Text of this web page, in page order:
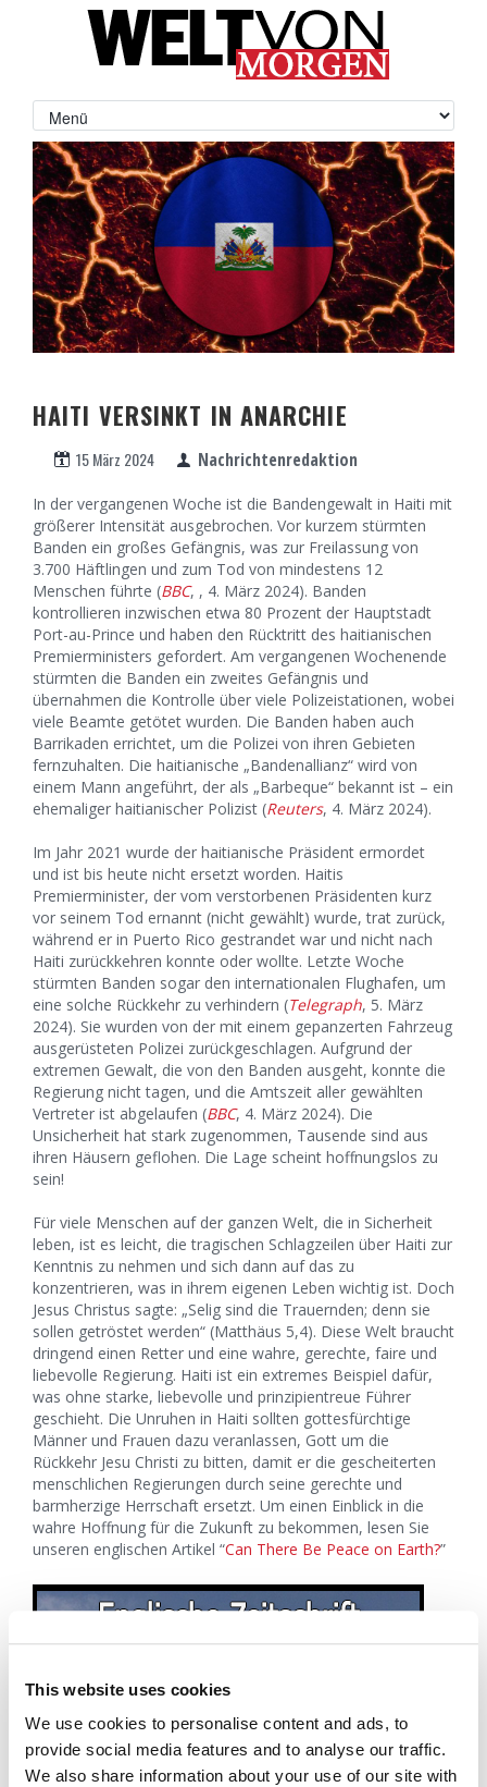
This website uses cookies
We use cookies to personalise content and ads, to
provide social media features and to analyse our traffic.
We also share information about your use of our site with
HAITI VERSINKT IN ANARCHIE
15 März 2024 Nachrichtenredaktion
In der vergangenen Woche ist die Bandengewalt in Haiti mit
größerer Intensität ausgebrochen. Vor kurzem stürmten
Banden ein großes Gefängnis, was zur Freilassung von
3.700 Häftlingen und zum Tod von mindestens 12
Menschen führte (BBC, , 4. März 2024). Banden
kontrollieren inzwischen etwa 80 Prozent der Hauptstadt
Port-au-Prince und haben den Rücktritt des haitianischen
Premierministers gefordert. Am vergangenen Wochenende
stürmten die Banden ein zweites Gefängnis und
übernahmen die Kontrolle über viele Polizeistationen, wobei
viele Beamte getötet wurden. Die Banden haben auch
Barrikaden errichtet, um die Polizei von ihren Gebieten
fernzuhalten. Die haitianische „Bandenallianz“ wird von
einem Mann angeführt, der als „Barbeque“ bekannt ist – ein
ehemaliger haitianischer Polizist (Reuters, 4. März 2024).
Im Jahr 2021 wurde der haitianische Präsident ermordet
und ist bis heute nicht ersetzt worden. Haitis
Premierminister, der vom verstorbenen Präsidenten kurz
vor seinem Tod ernannt (nicht gewählt) wurde, trat zurück,
während er in Puerto Rico gestrandet war und nicht nach
Haiti zurückkehren konnte oder wollte. Letzte Woche
stürmten Banden sogar den internationalen Flughafen, um
eine solche Rückkehr zu verhindern (Telegraph, 5. März
2024). Sie wurden von der mit einem gepanzerten Fahrzeug
ausgerüsteten Polizei zurückgeschlagen. Aufgrund der
extremen Gewalt, die von den Banden ausgeht, konnte die
Regierung nicht tagen, und die Amtszeit aller gewählten
Vertreter ist abgelaufen (BBC, 4. März 2024). Die
Unsicherheit hat stark zugenommen, Tausende sind aus
ihren Häusern geflohen. Die Lage scheint hoffnungslos zu
sein!
Für viele Menschen auf der ganzen Welt, die in Sicherheit
leben, ist es leicht, die tragischen Schlagzeilen über Haiti zur
Kenntnis zu nehmen und sich dann auf das zu
konzentrieren, was in ihrem eigenen Leben wichtig ist. Doch
Jesus Christus sagte: „Selig sind die Trauernden; denn sie
sollen getröstet werden“ (Matthäus 5,4). Diese Welt braucht
dringend einen Retter und eine wahre, gerechte, faire und
liebevolle Regierung. Haiti ist ein extremes Beispiel dafür,
was ohne starke, liebevolle und prinzipientreue Führer
geschieht. Die Unruhen in Haiti sollten gottesfürchtige
Männer und Frauen dazu veranlassen, Gott um die
Rückkehr Jesu Christi zu bitten, damit er die gescheiterten
menschlichen Regierungen durch seine gerechte und
barmherzige Herrschaft ersetzt. Um einen Einblick in die
wahre Hoffnung für die Zukunft zu bekommen, lesen Sie
unseren englischen Artikel “Can There Be Peace on Earth?”